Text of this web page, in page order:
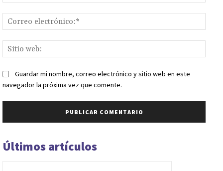
web:
Guardar mi nombre, correo electrónico y sitio web en este
navegador la próxima vez que comente.
Últimos artículos